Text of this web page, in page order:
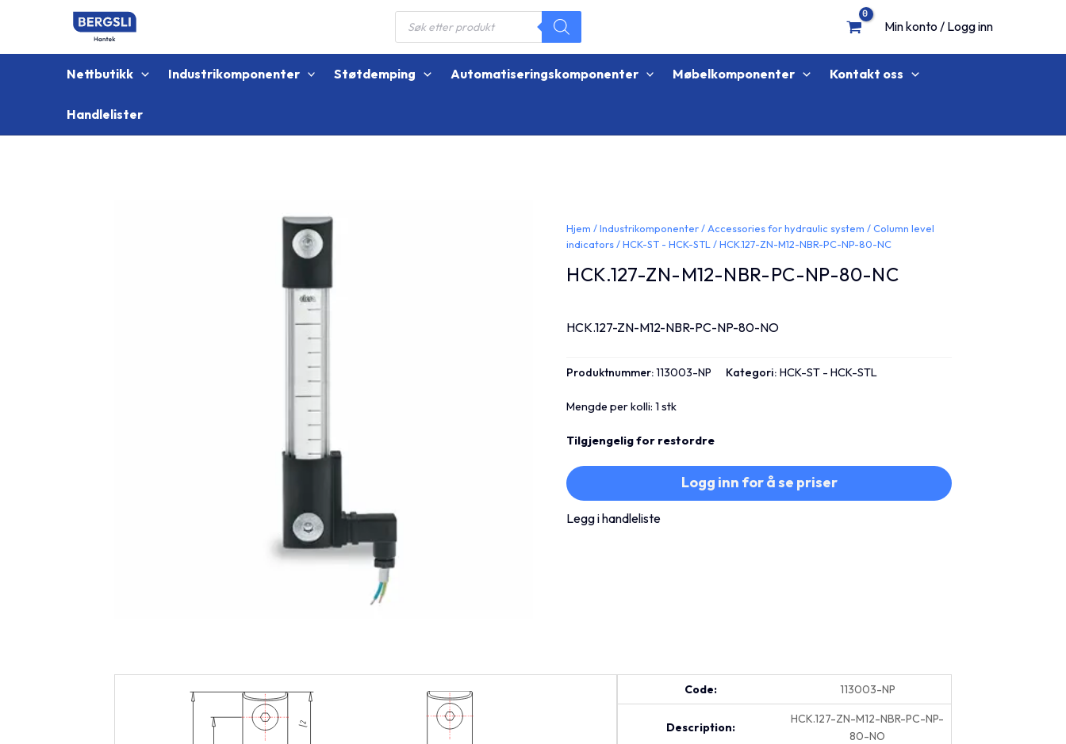
Products
search
Min konto / Logg inn
Nettbutikk Industrikomponenter Støtdemping Automatiseringskomponenter Møbelkomponenter Kontakt oss
Handlelister
Hjem /Industrikomponenter/ Accessories for hydraulic system /Column level
indicators/HCK-ST - HCK-STL / HCK.127-ZN-M12-NBR-PC-NP-80-NC
HCK.127-ZN-M12-NBR-PC-NP-80-NC
HCK.127-ZN-M12-NBR-PC-NP-80-NO
Produktnummer:113003-NP Kategori:HCK-ST - HCK-STL
Mengde per kolli: 1 stk
Tilgjengelig for restordre
Logg inn for å se priser
Legg i handleliste
Code: 113003-NP
Description:
HCK.127-ZN-M12-NBR-PC-NP-
80-NO